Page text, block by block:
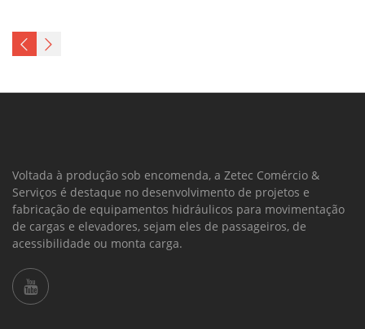
Voltada à produção sob encomenda, a Zetec Comércio &
Serviços é destaque no desenvolvimento de projetos e
fabricação de equipamentos hidráulicos para movimentação
de cargas e elevadores, sejam eles de passageiros, de
acessibilidade ou monta carga.